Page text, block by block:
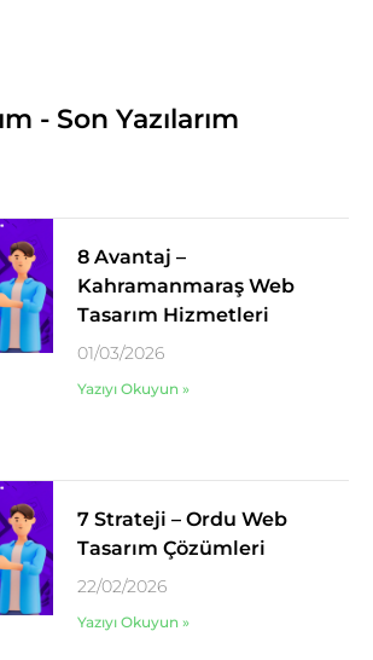
- Son Yazılarım
8 Avantaj –
Kahramanmaraş Web
Tasarım Hizmetleri
01/03/2026
Yazıyı Okuyun »
7 Strateji – Ordu Web
Tasarım Çözümleri
22/02/2026
Yazıyı Okuyun »